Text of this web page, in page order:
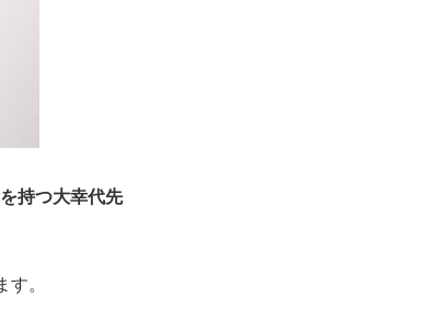
持つ大幸代先
。